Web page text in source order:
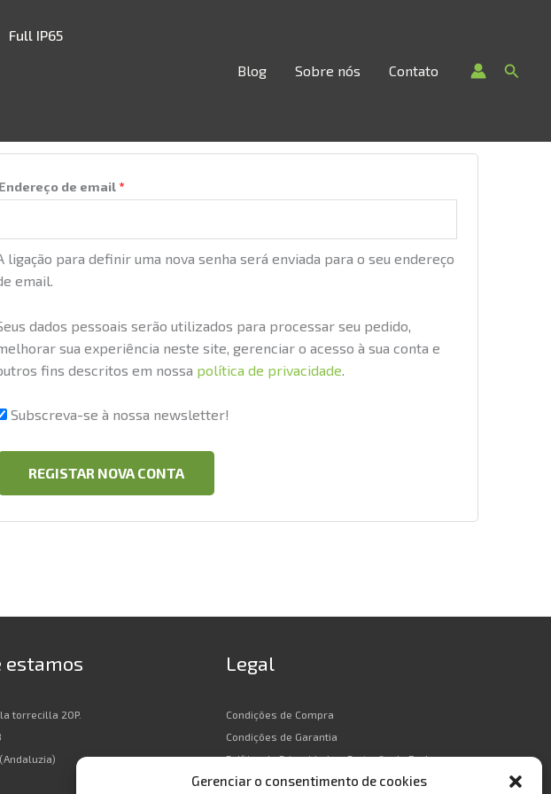
Gerenciar o consentimento de cookies
Full IP65
Blog Sobre nós Contato
Endereço de email *
ligação para definir uma nova senha será enviada para o seu endereço
email.
dados pessoais serão utilizados para processar seu pedido,
sua experiência neste site, gerenciar o acesso à sua conta e
fins descritos em nossa política de privacidade
Subscreva-se à nossa newsletter!
REGISTAR NOVA CONTA
estamos
torrecilla 20P.
Legal
Condições de Compra
Condições de Garantia
Política de Privacidade e Proteção de Dados
Política de Cookies